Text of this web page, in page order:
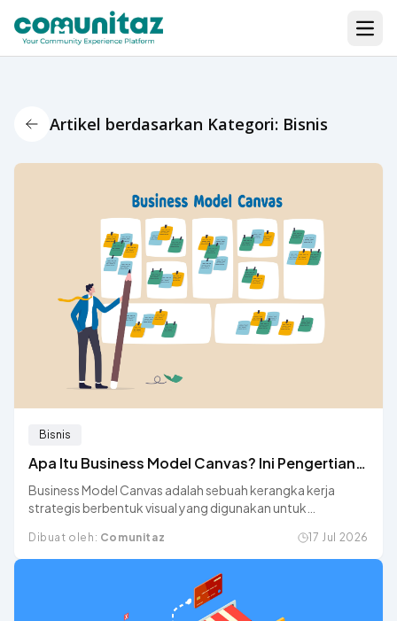
Back Icon
Artikel berdasarkan Kategori: Bisnis
Bisnis
Apa Itu Business Model Canvas? Ini Pengertian
dan 9 Komponennya
Business Model Canvas adalah sebuah kerangka kerja
strategis berbentuk visual yang digunakan untuk
bisnis secara menyeluruh.
Dibuat oleh: Comunitaz 17 Jul 2026